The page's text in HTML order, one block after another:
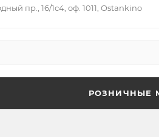
пр., 16/1с4, оф. 1011, Ostankino
РОЗНИЧНЫЕ